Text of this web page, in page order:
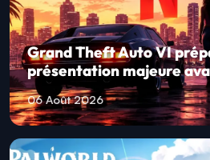
Grand Theft Auto VI
présentation majeure
06 Août 2026